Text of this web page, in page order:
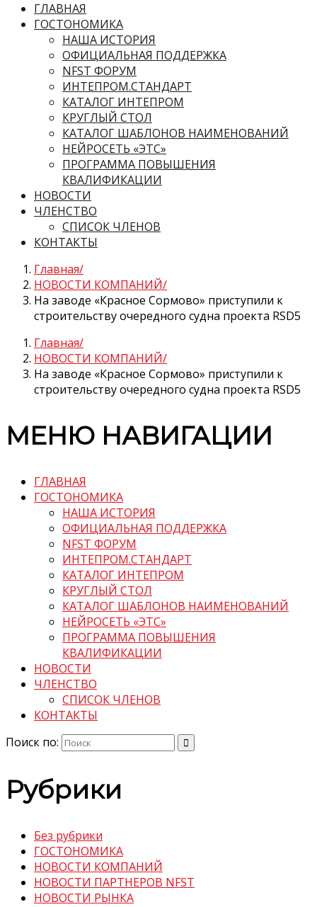
ГЛАВНАЯ
ГОСТОНОМИКА
НАША ИСТОРИЯ
ОФИЦИАЛЬНАЯ ПОДДЕРЖКА
NFST ФОРУМ
ИНТЕПРОМ.СТАНДАРТ
КАТАЛОГ ИНТЕПРОМ
КРУГЛЫЙ СТОЛ
КАТАЛОГ ШАБЛОНОВ НАИМЕНОВАНИЙ
НЕЙРОСЕТЬ «ЭТС»
ПРОГРАММА ПОВЫШЕНИЯ
КВАЛИФИКАЦИИ
НОВОСТИ
ЧЛЕНСТВО
СПИСОК ЧЛЕНОВ
КОНТАКТЫ
Главная
НОВОСТИ КОМПАНИЙ
На заводе «Красное Сормово» приступили к
строительству очередного судна проекта RSD5
Главная
НОВОСТИ КОМПАНИЙ
На заводе «Красное Сормово» приступили к
строительству очередного судна проекта RSD5
МЕНЮ НАВИГАЦИИ
ГЛАВНАЯ
ГОСТОНОМИКА
НАША ИСТОРИЯ
ОФИЦИАЛЬНАЯ ПОДДЕРЖКА
NFST ФОРУМ
ИНТЕПРОМ.СТАНДАРТ
КАТАЛОГ ИНТЕПРОМ
КРУГЛЫЙ СТОЛ
КАТАЛОГ ШАБЛОНОВ НАИМЕНОВАНИЙ
НЕЙРОСЕТЬ «ЭТС»
ПРОГРАММА ПОВЫШЕНИЯ
КВАЛИФИКАЦИИ
НОВОСТИ
ЧЛЕНСТВО
СПИСОК ЧЛЕНОВ
КОНТАКТЫ
Поиск по:
Рубрики
Без рубрики
ГОСТОНОМИКА
НОВОСТИ КОМПАНИЙ
НОВОСТИ ПАРТНЕРОВ NFST
НОВОСТИ РЫНКА